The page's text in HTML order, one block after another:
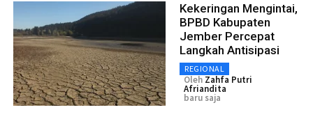
Kekeringan Mengintai,
BPBD Kabupaten
Jember Percepat
Langkah Antisipasi
REGIONAL
Oleh Zahfa Putri
Afriandita
baru saja